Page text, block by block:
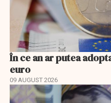
În ce an ar putea
euro
09 AUGUST 2026